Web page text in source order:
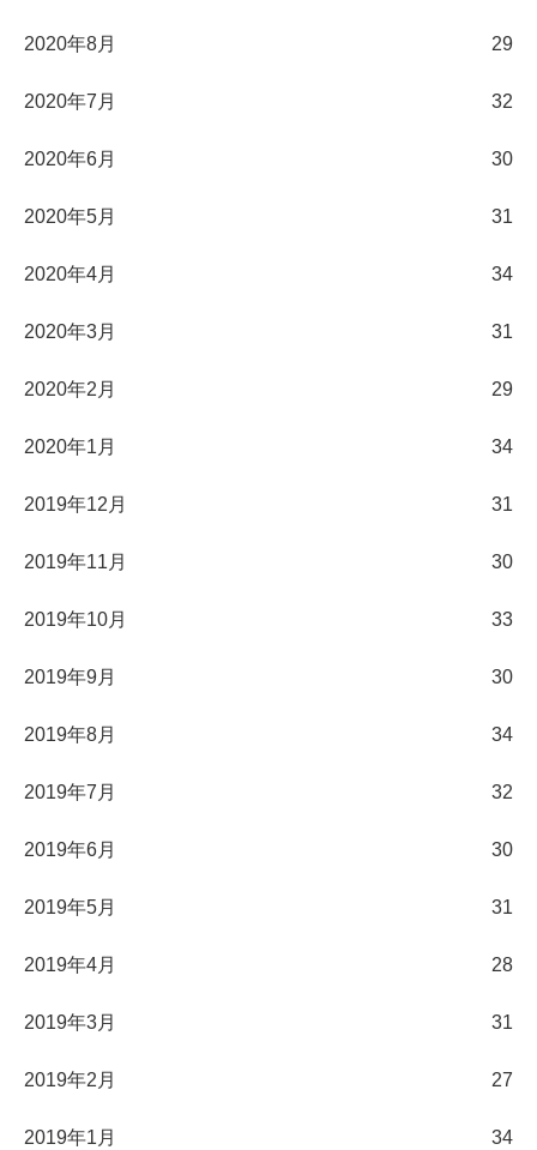
2020年8月 29
2020年7月 32
2020年6月 30
2020年5月 31
2020年4月 34
2020年3月 31
2020年2月 29
2020年1月 34
2019年12月 31
2019年11月 30
2019年10月 33
2019年9月 30
2019年8月 34
2019年7月 32
2019年6月 30
2019年5月 31
2019年4月 28
2019年3月 31
2019年2月 27
2019年1月 34